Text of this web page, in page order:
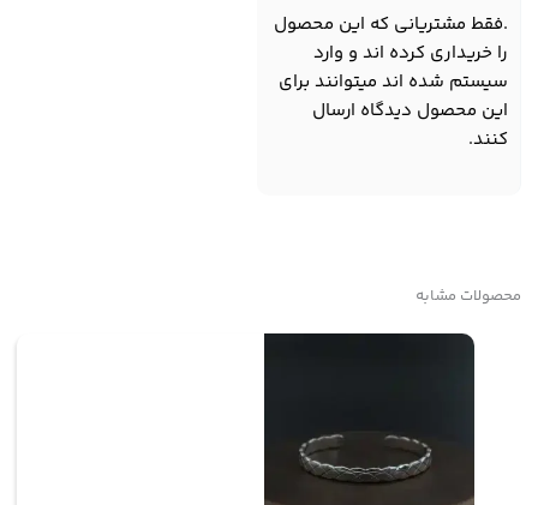
.فقط مشتریانی که این محصول
را خریداری کرده اند و وارد
سیستم شده اند میتوانند برای
این محصول دیدگاه ارسال
کنند.
محصولات مشابه